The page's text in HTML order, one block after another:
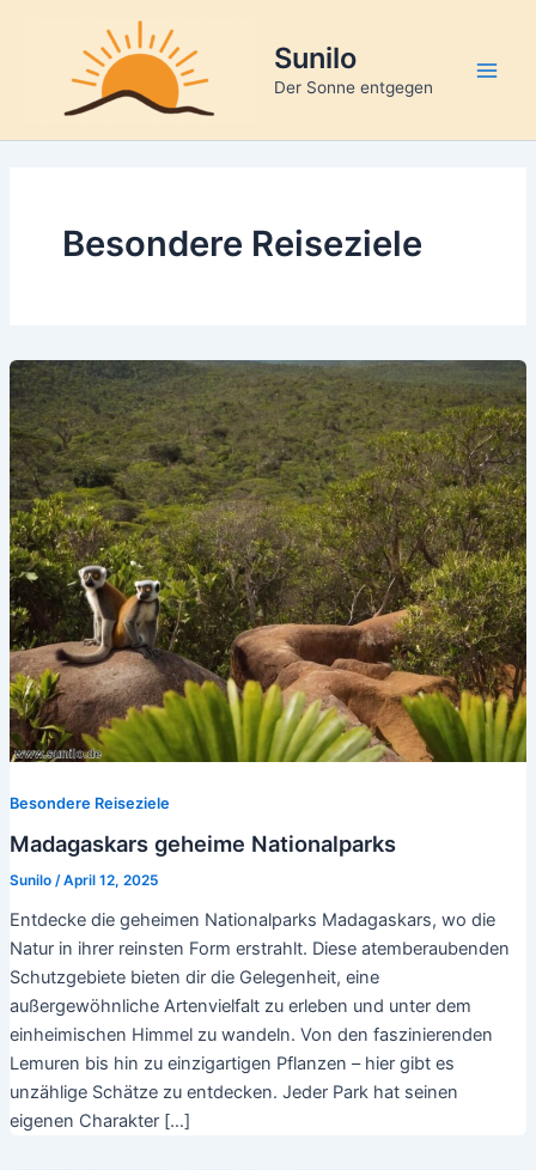
Sunilo
Der Sonne entgegen
Besondere Reiseziele
Besondere Reiseziele
Madagaskars geheime Nationalparks
Sunilo /April 12, 2025
Entdecke die geheimen Nationalparks Madagaskars, wo die
Natur in ihrer reinsten Form erstrahlt. Diese atemberaubenden
Schutzgebiete bieten dir die Gelegenheit, eine
außergewöhnliche Artenvielfalt zu erleben und unter dem
einheimischen Himmel zu wandeln. Von den faszinierenden
Lemuren bis hin zu einzigartigen Pflanzen – hier gibt es
unzählige Schätze zu entdecken. Jeder Park hat seinen
eigenen Charakter […]